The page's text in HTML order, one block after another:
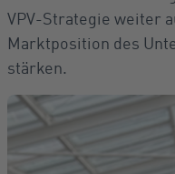
VPV-Strategie weiter
Marktposition des
stärken.